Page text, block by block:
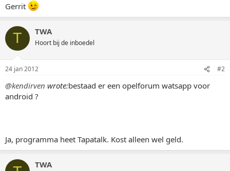
Gerrit
T TWA
Hoort bij de inboedel
24 jan 2012 #2
@kendirven wrote:bestaad er een opelforum watsapp voor
android ?
Ja, programma heet Tapatalk. Kost alleen wel geld.
TWA